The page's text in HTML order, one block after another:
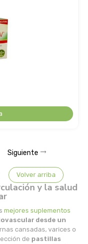
y la salud
mejores suplementos
desde un
cansadas, varices o
de pastillas
Siguiente
Volver arriba